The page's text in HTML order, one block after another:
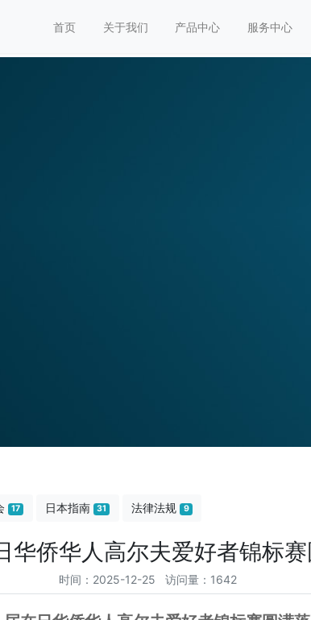
首页 关于我们 产品中心 服务中心
17 日本指南 31 法律法规 9
华侨华人高尔夫爱好者锦标
时间：2025-12-25 访问量：1642